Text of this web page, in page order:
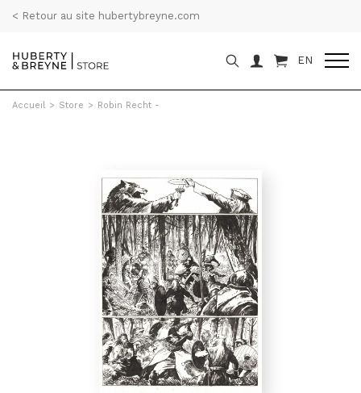
< Retour au site hubertybreyne.com
EN
Accueil > Store > Robin Recht -